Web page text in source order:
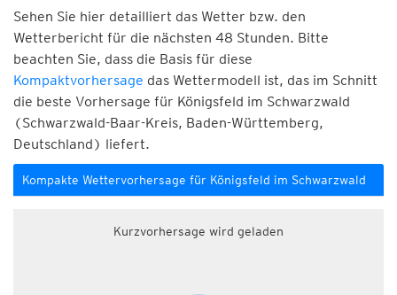
Sehen Sie hier detailliert das Wetter bzw. den
Wetterbericht für die nächsten 48 Stunden. Bitte
beachten Sie, dass die Basis für diese
Kompaktvorhersage das Wettermodell ist, das im Schnitt
die beste Vorhersage für Königsfeld im Schwarzwald
(Schwarzwald-Baar-Kreis, Baden-Württemberg,
Deutschland) liefert.
Kompakte Wettervorhersage für Königsfeld im Schwarzwald
Kurzvorhersage wird geladen